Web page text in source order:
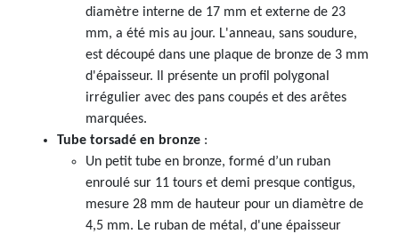
diamètre interne de 17 mm et externe de 23
mm, a été mis au jour. L'anneau, sans soudure,
est découpé dans une plaque de bronze de 3 mm
d'épaisseur. Il présente un profil polygonal
irrégulier avec des pans coupés et des arêtes
marquées.
Tube torsadé en bronze :
Un petit tube en bronze, formé d’un ruban
enroulé sur 11 tours et demi presque contigus,
mesure 28 mm de hauteur pour un diamètre de
4,5 mm. Le ruban de métal, d'une épaisseur